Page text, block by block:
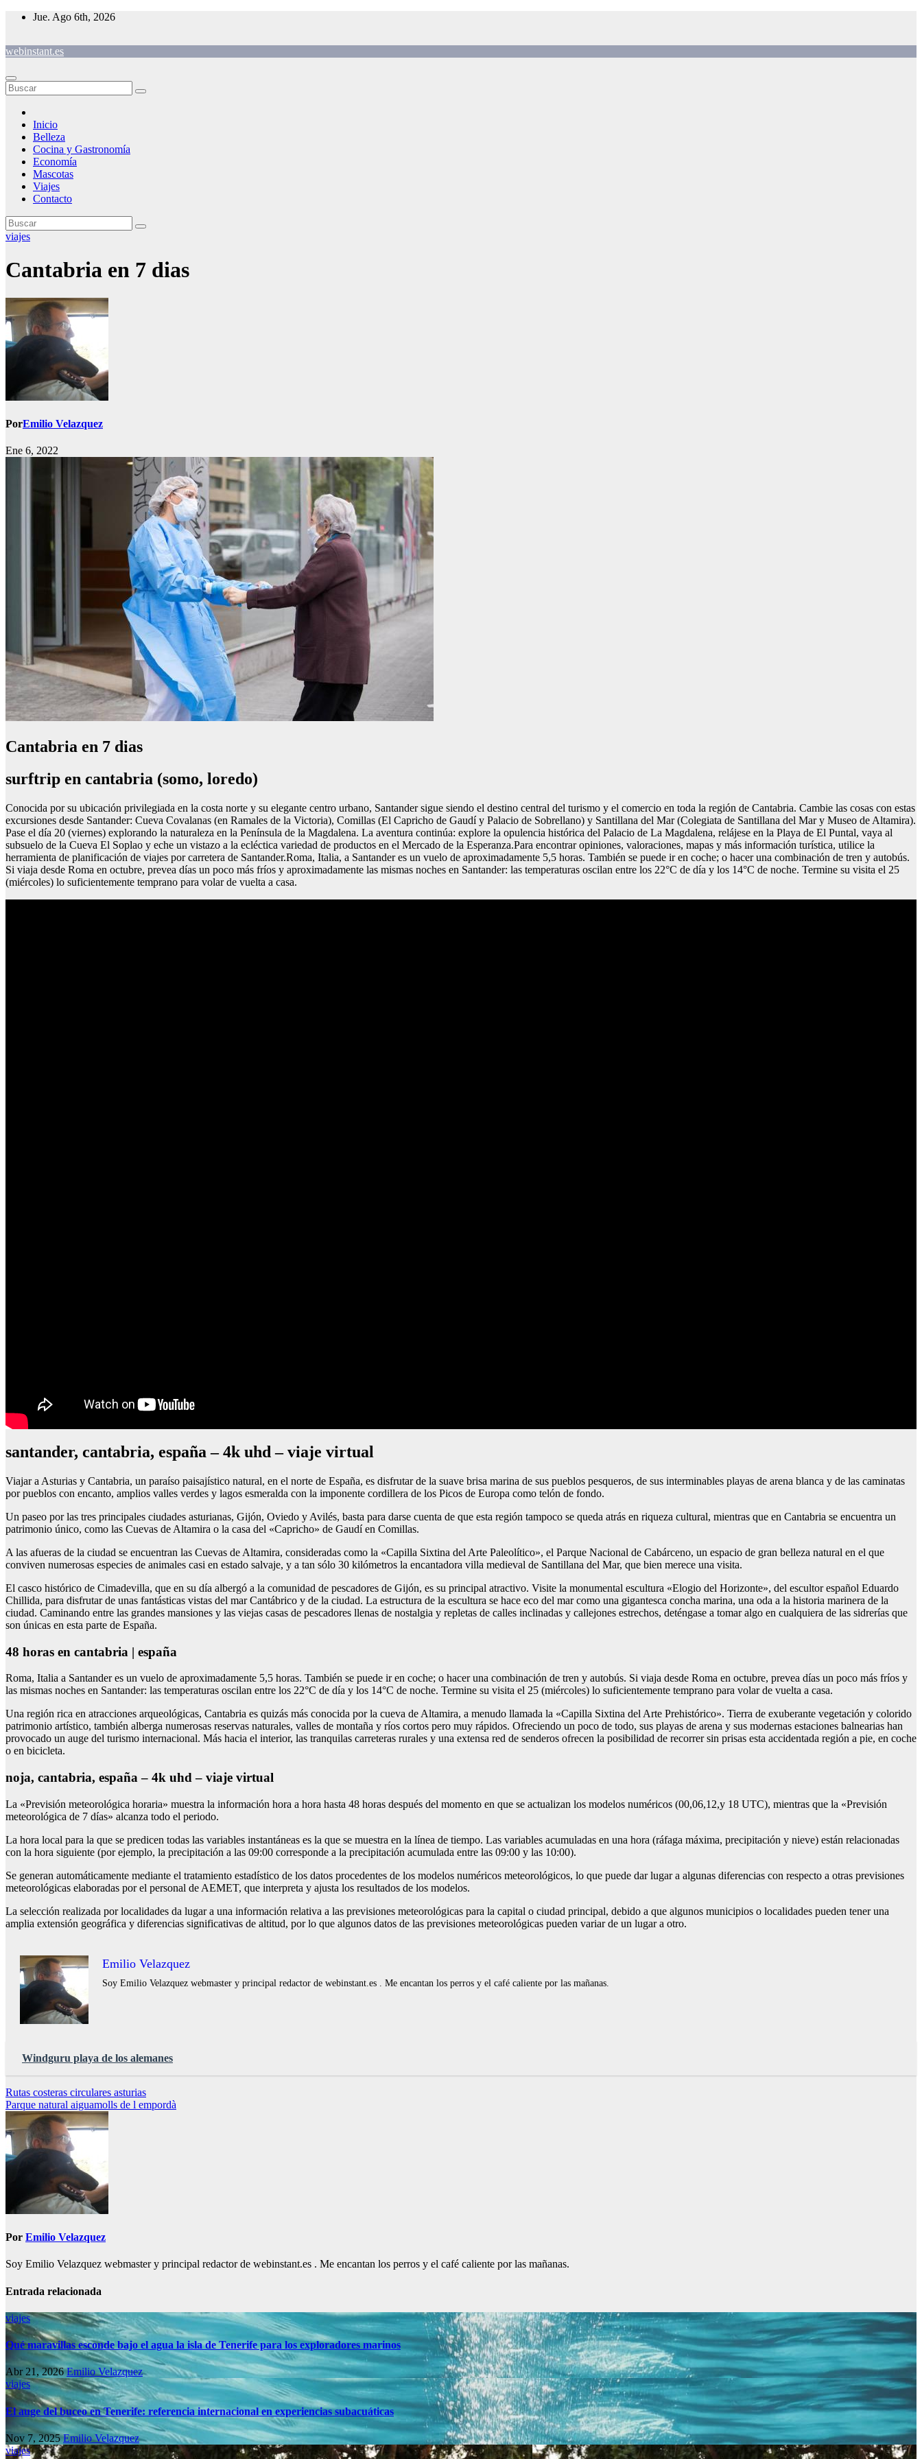
Saltar
Jue. Ago 6th, 2026
webinstant.es
Inicio
Belleza
Cocina y Gastronomía
Economía
Mascotas
Viajes
Contacto
viajes
Cantabria en 7 dias
PorEmilio Velazquez
Ene 6, 2022
Cantabria en 7 dias
surftrip en cantabria (somo, loredo)
Conocida por su ubicación privilegiada en la costa norte y su elegante centro urbano, Santander sigue siendo el destino central del turismo y el comercio en toda la región de Cantabria. Cambie las cosas con estas
excursiones desde Santander: Cueva Covalanas (en Ramales de la Victoria), Comillas (El Capricho de Gaudí y Palacio de Sobrellano) y Santillana del Mar (Colegiata de Santillana del Mar y Museo de Altamira).
Pase el día 20 (viernes) explorando la naturaleza en la Península de la Magdalena. La aventura continúa: explore la opulencia histórica del Palacio de La Magdalena, relájese en la Playa de El Puntal, vaya al
subsuelo de la Cueva El Soplao y eche un vistazo a la ecléctica variedad de productos en el Mercado de la Esperanza.Para encontrar opiniones, valoraciones, mapas y más información turística, utilice la
herramienta de planificación de viajes por carretera de Santander.Roma, Italia, a Santander es un vuelo de aproximadamente 5,5 horas. También se puede ir en coche; o hacer una combinación de tren y autobús.
Si viaja desde Roma en octubre, prevea días un poco más fríos y aproximadamente las mismas noches en Santander: las temperaturas oscilan entre los 22°C de día y los 14°C de noche. Termine su visita el 25
(miércoles) lo suficientemente temprano para volar de vuelta a casa.
santander, cantabria, españa – 4k uhd – viaje virtual
Viajar a Asturias y Cantabria, un paraíso paisajístico natural, en el norte de España, es disfrutar de la suave brisa marina de sus pueblos pesqueros, de sus interminables playas de arena blanca y de las caminatas
por pueblos con encanto, amplios valles verdes y lagos esmeralda con la imponente cordillera de los Picos de Europa como telón de fondo.
Un paseo por las tres principales ciudades asturianas, Gijón, Oviedo y Avilés, basta para darse cuenta de que esta región tampoco se queda atrás en riqueza cultural, mientras que en Cantabria se encuentra un
patrimonio único, como las Cuevas de Altamira o la casa del «Capricho» de Gaudí en Comillas.
A las afueras de la ciudad se encuentran las Cuevas de Altamira, consideradas como la «Capilla Sixtina del Arte Paleolítico», el Parque Nacional de Cabárceno, un espacio de gran belleza natural en el que
conviven numerosas especies de animales casi en estado salvaje, y a tan sólo 30 kilómetros la encantadora villa medieval de Santillana del Mar, que bien merece una visita.
El casco histórico de Cimadevilla, que en su día albergó a la comunidad de pescadores de Gijón, es su principal atractivo. Visite la monumental escultura «Elogio del Horizonte», del escultor español Eduardo
Chillida, para disfrutar de unas fantásticas vistas del mar Cantábrico y de la ciudad. La estructura de la escultura se hace eco del mar como una gigantesca concha marina, una oda a la historia marinera de la
ciudad. Caminando entre las grandes mansiones y las viejas casas de pescadores llenas de nostalgia y repletas de calles inclinadas y callejones estrechos, deténgase a tomar algo en cualquiera de las sidrerías que
son únicas en esta parte de España.
48 horas en cantabria | españa
Roma, Italia a Santander es un vuelo de aproximadamente 5,5 horas. También se puede ir en coche; o hacer una combinación de tren y autobús. Si viaja desde Roma en octubre, prevea días un poco más fríos y
las mismas noches en Santander: las temperaturas oscilan entre los 22°C de día y los 14°C de noche. Termine su visita el 25 (miércoles) lo suficientemente temprano para volar de vuelta a casa.
Una región rica en atracciones arqueológicas, Cantabria es quizás más conocida por la cueva de Altamira, a menudo llamada la «Capilla Sixtina del Arte Prehistórico». Tierra de exuberante vegetación y colorido
patrimonio artístico, también alberga numerosas reservas naturales, valles de montaña y ríos cortos pero muy rápidos. Ofreciendo un poco de todo, sus playas de arena y sus modernas estaciones balnearias han
provocado un auge del turismo internacional. Más hacia el interior, las tranquilas carreteras rurales y una extensa red de senderos ofrecen la posibilidad de recorrer sin prisas esta accidentada región a pie, en coche
o en bicicleta.
noja, cantabria, españa – 4k uhd – viaje virtual
La «Previsión meteorológica horaria» muestra la información hora a hora hasta 48 horas después del momento en que se actualizan los modelos numéricos (00,06,12,y 18 UTC), mientras que la «Previsión
meteorológica de 7 días» alcanza todo el periodo.
La hora local para la que se predicen todas las variables instantáneas es la que se muestra en la línea de tiempo. Las variables acumuladas en una hora (ráfaga máxima, precipitación y nieve) están relacionadas
con la hora siguiente (por ejemplo, la precipitación a las 09:00 corresponde a la precipitación acumulada entre las 09:00 y las 10:00).
Se generan automáticamente mediante el tratamiento estadístico de los datos procedentes de los modelos numéricos meteorológicos, lo que puede dar lugar a algunas diferencias con respecto a otras previsiones
meteorológicas elaboradas por el personal de AEMET, que interpreta y ajusta los resultados de los modelos.
La selección realizada por localidades da lugar a una información relativa a las previsiones meteorológicas para la capital o ciudad principal, debido a que algunos municipios o localidades pueden tener una
amplia extensión geográfica y diferencias significativas de altitud, por lo que algunos datos de las previsiones meteorológicas pueden variar de un lugar a otro.
Emilio Velazquez
Soy Emilio Velazquez webmaster y principal redactor de webinstant.es . Me encantan los perros y el café caliente por las mañanas.
Windguru playa de los alemanes
Navegación
de
entradas
Rutas costeras circulares asturias
Parque natural aiguamolls de l empordà
Por Emilio Velazquez
Soy Emilio Velazquez webmaster y principal redactor de webinstant.es . Me encantan los perros y el café caliente por las mañanas.
Entrada relacionada
viajes
Qué maravillas esconde bajo el agua la isla de Tenerife para los exploradores marinos
Abr 21, 2026Emilio Velazquez
viajes
El auge del buceo en Tenerife: referencia internacional en experiencias subacuáticas
Nov 7, 2025Emilio Velazquez
viajes